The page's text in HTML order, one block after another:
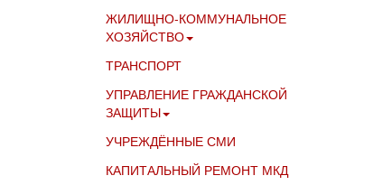
ЖИЛИЩНО-КОММУНАЛЬНОЕ
ХОЗЯЙСТВО
ТРАНСПОРТ
УПРАВЛЕНИЕ ГРАЖДАНСКОЙ
ЗАЩИТЫ
УЧРЕЖДЁННЫЕ СМИ
КАПИТАЛЬНЫЙ РЕМОНТ МКД